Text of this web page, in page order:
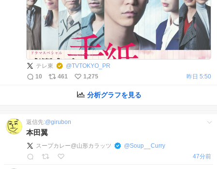
テレ東 @TVTOKYO_PR
10
461 1,275 昨日 5:50
分析グラフを見る
返信先:@girubon
本田翼
スープカレー@山形カラッツ @Soup__Curry
48分前